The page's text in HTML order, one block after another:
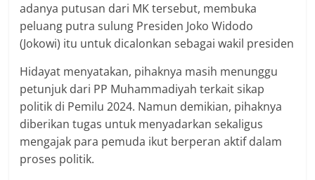
adanya putusan dari MK tersebut, membuka
peluang putra sulung Presiden Joko Widodo
(Jokowi) itu untuk dicalonkan sebagai wakil presiden
Hidayat menyatakan, pihaknya masih menunggu
petunjuk dari PP Muhammadiyah terkait sikap
politik di Pemilu 2024. Namun demikian, pihaknya
diberikan tugas untuk menyadarkan sekaligus
mengajak para pemuda ikut berperan aktif dalam
proses politik.